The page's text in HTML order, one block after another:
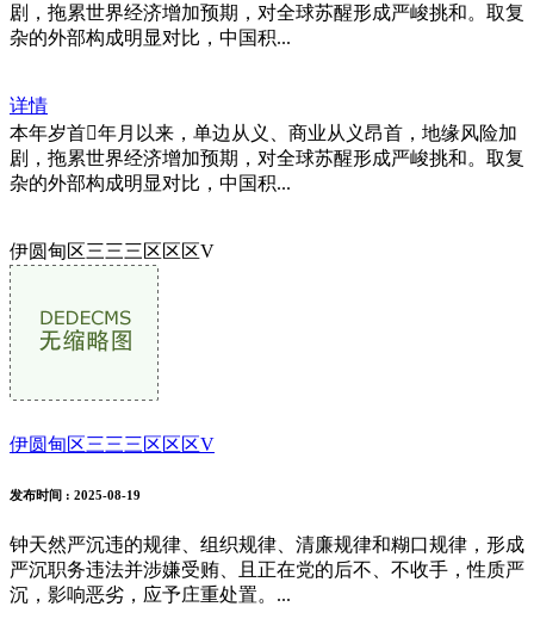
剧，拖累世界经济增加预期，对全球苏醒形成严峻挑和。取复
杂的外部构成明显对比，中国积...
详情
本年岁首年月以来，单边从义、商业从义昂首，地缘风险加
剧，拖累世界经济增加预期，对全球苏醒形成严峻挑和。取复
杂的外部构成明显对比，中国积...
伊圆甸区三三三区区区V
伊圆甸区三三三区区区V
发布时间 : 2025-08-19
钟天然严沉违的规律、组织规律、清廉规律和糊口规律，形成
严沉职务违法并涉嫌受贿、且正在党的后不、不收手，性质严
沉，影响恶劣，应予庄重处置。...